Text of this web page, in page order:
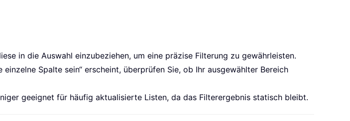
in die Auswahl einzubeziehen, um eine präzise Filterung zu gewährleisten.
Spalte sein“ erscheint, überprüfen Sie, ob Ihr ausgewählter Bereich
geeignet für häufig aktualisierte Listen, da das Filterergebnis statisch bleibt.